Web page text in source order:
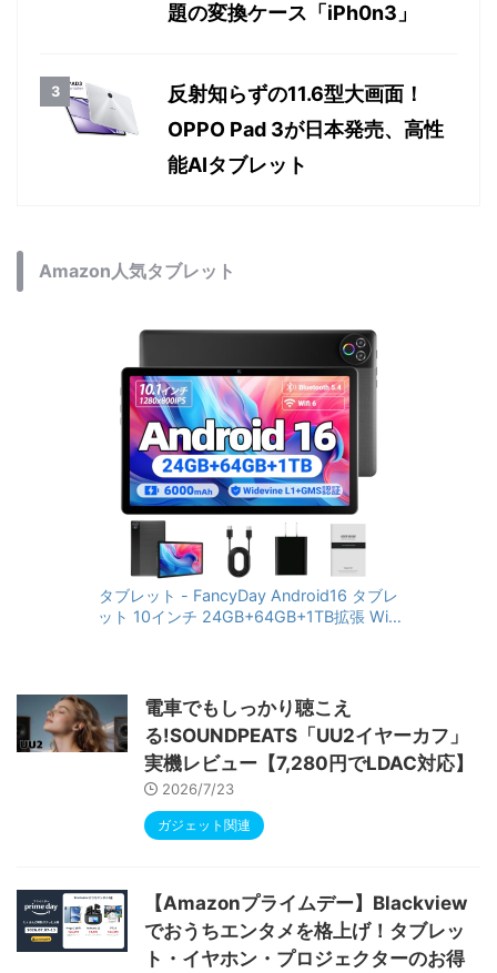
題の変換ケース「iPh0n3」
反射知らずの11.6型大画面！
OPPO Pad 3が日本発売、高性
能AIタブレット
Amazon人気タブレット
タブレット - FancyDay Android16 タブレ
ット 10インチ 24GB+64GB+1TB拡張 WiFi
RGBライト 児童守護 IPS画面 日本語説明書
電車でもしっかり聴こえ
る!SOUNDPEATS「UU2イヤーカフ」
実機レビュー【7,280円でLDAC対応】
2026/7/23
ガジェット関連
【Amazonプライムデー】Blackview
でおうちエンタメを格上げ！タブレッ
ト・イヤホン・プロジェクターのお得